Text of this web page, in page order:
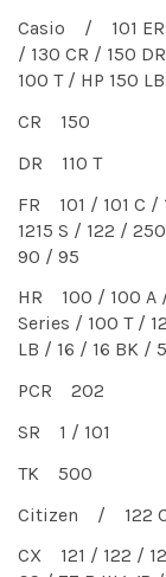
Casio / 101 ER /
/ 130 CR / 150
100 T / HP 150 LB
CR 150
DR 110 T
FR 101 / 101 C /
1215 S / 122 /
90 / 95
HR 100 / 100 A /
Series / 100 T /
LB / 16 / 16 BK /
PCR 202
SR 1 / 101
TK 500
Citizen / 122
CX 121 / 122 /